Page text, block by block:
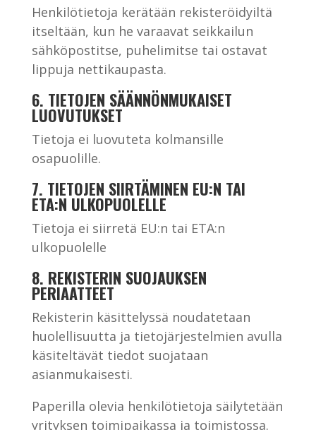
Henkilötietoja kerätään rekisteröidyiltä
itseltään, kun he varaavat seikkailun
sähköpostitse, puhelimitse tai ostavat
lippuja nettikaupasta.
6. TIETOJEN SÄÄNNÖNMUKAISET
LUOVUTUKSET
Tietoja ei luovuteta kolmansille
osapuolille.
7. TIETOJEN SIIRTÄMINEN EU:N TAI
ETA:N ULKOPUOLELLE
Tietoja ei siirretä EU:n tai ETA:n
ulkopuolelle
8. REKISTERIN SUOJAUKSEN
PERIAATTEET
Rekisterin käsittelyssä noudatetaan
huolellisuutta ja tietojärjestelmien avulla
käsiteltävät tiedot suojataan
asianmukaisesti.
Paperilla olevia henkilötietoja säilytetään
yrityksen toimipaikassa ja toimistossa.